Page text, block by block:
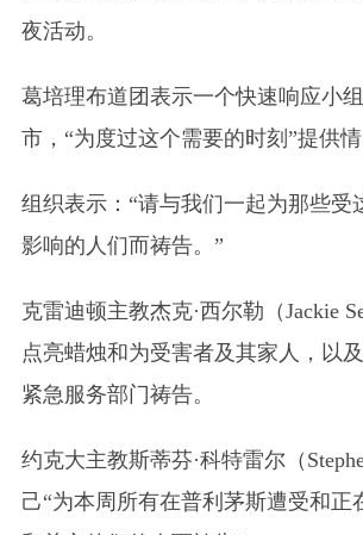
夜活动。
葛培理布道团表示一个快速响应小
市，“为度过这个需要的时刻”提供情
组织表示：“请与我们一起为那些受
影响的人们而祷告。”
克雷迪顿主教杰克·西尔勒 （Jackie
点亮蜡烛和为受害者及其家人，以
紧急服务部门祷告。
约克大主教斯蒂芬·科特雷尔 （
己“为本周所有在普利茅斯遭受和正